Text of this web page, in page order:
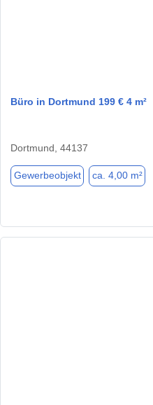
Büro in Dortmund 199 € 4 m²
Dortmund, 44137
Gewerbeobjekt ca. 4,00 m²